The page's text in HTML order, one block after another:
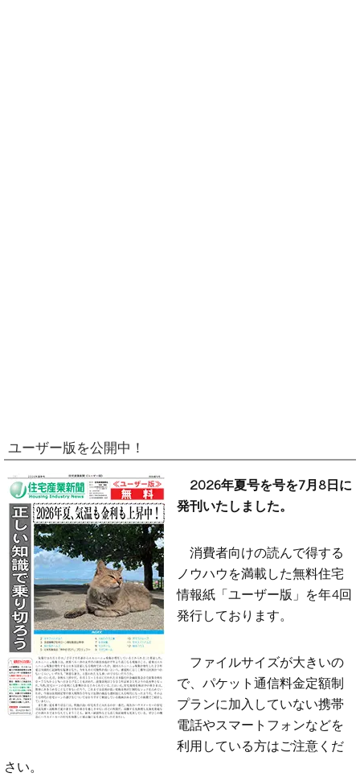
ユーザー版を公開中！
2026年夏号を号を7月8日に
発刊いたしました。
消費者向けの読んで得する
ノウハウを満載した無料住宅
情報紙「ユーザー版」を年4回
発行しております。
ファイルサイズが大きいの
で、パケット通信料金定額制
プランに加入していない携帯
電話やスマートフォンなどを
利用している方はご注意くだ
さい。